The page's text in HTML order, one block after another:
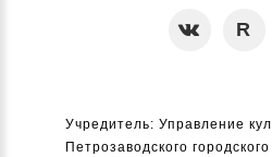
Учредитель: Управление
Петрозаводского городского